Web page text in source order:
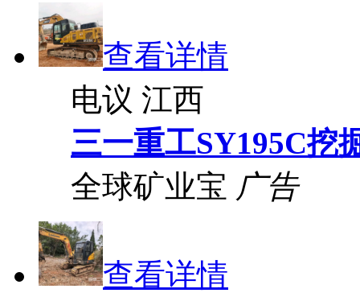
查看详情
电议 江西
三一重工SY195C挖
全球矿业宝 广告
查看详情